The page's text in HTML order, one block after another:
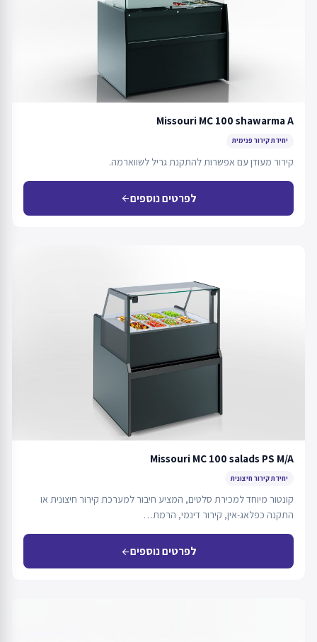
Missouri MC 100 shawarma A
יחידת קירור פנימית
קירור מעודן עם אפשרות להתקנת גריל לשווארמה.
לפרטים נוספיםarrow_back
Missouri MC 100 salads PS M/A
יחידת קירור חיצונית
קונטור מיוחד למכירת סלטים, המציע חיבור למערכת קירור חיצונית או
התקנה כפלאג-אין, קירור דינמי, הרמת…
לפרטים נוספיםarrow_back